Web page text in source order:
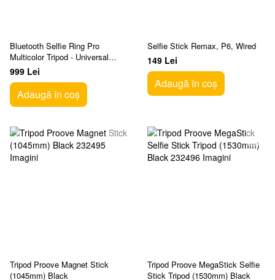
Bluetooth Selfie Ring Pro
Multicolor Tripod - Universal
Cellular, Black
999 Lei
Adaugă în coș
Selfie Stick Remax, P6, Wired
149 Lei
Adaugă în coș
Tripod Proove Magnet Stick
(1045mm) Black
Tripod Proove MegaStick Selfie
Stick Tripod (1530mm) Black